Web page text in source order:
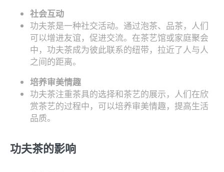
社会互动
功夫茶是一种社交活动。通过泡茶、品茶，人们
可以增进友谊，促进交流。在茶艺馆或家庭聚会
中，功夫茶成为彼此联系的纽带，拉近了人与人
之间的距离。
培养审美情趣
功夫茶注重茶具的选择和茶艺的展示，人们在欣
赏茶艺的过程中，可以培养审美情趣，提高生活
品质。
功夫茶的影响